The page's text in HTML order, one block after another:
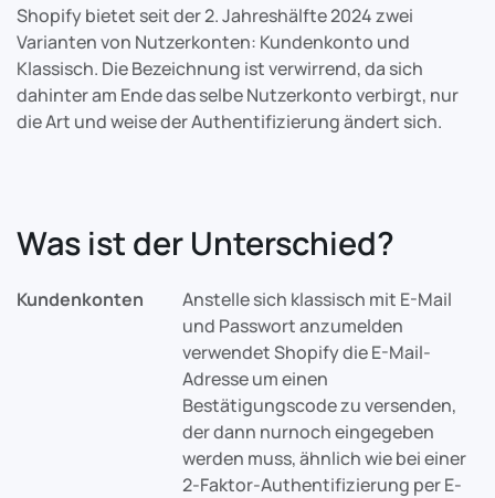
Shopify bietet seit der 2. Jahreshälfte 2024 zwei
Varianten von Nutzerkonten: Kundenkonto und
Klassisch. Die Bezeichnung ist verwirrend, da sich
dahinter am Ende das selbe Nutzerkonto verbirgt, nur
die Art und weise der Authentifizierung ändert sich.
Was ist der Unterschied?
Kundenkonten
Anstelle sich klassisch mit E-Mail
und Passwort anzumelden
verwendet Shopify die E-Mail-
Adresse um einen
Bestätigungscode zu versenden,
der dann nurnoch eingegeben
werden muss, ähnlich wie bei einer
2-Faktor-Authentifizierung per E-